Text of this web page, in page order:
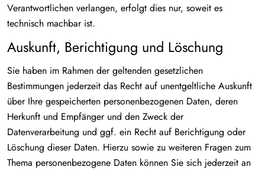
Verantwortlichen verlangen, erfolgt dies nur, soweit es
technisch machbar ist.
Auskunft, Berichtigung und Löschung
Sie haben im Rahmen der geltenden gesetzlichen
Bestimmungen jederzeit das Recht auf unentgeltliche Auskunft
über Ihre gespeicherten personenbezogenen Daten, deren
Herkunft und Empfänger und den Zweck der
Datenverarbeitung und ggf. ein Recht auf Berichtigung oder
Löschung dieser Daten. Hierzu sowie zu weiteren Fragen zum
Thema personenbezogene Daten können Sie sich jederzeit an